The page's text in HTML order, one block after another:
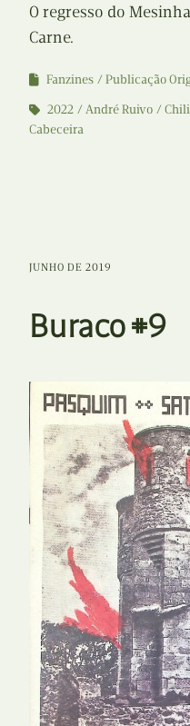
O regresso do
Carne.
Fanzines
Publicação
2022
André Ruivo
Cabeceira
JUNHO DE 2019
Buraco #9